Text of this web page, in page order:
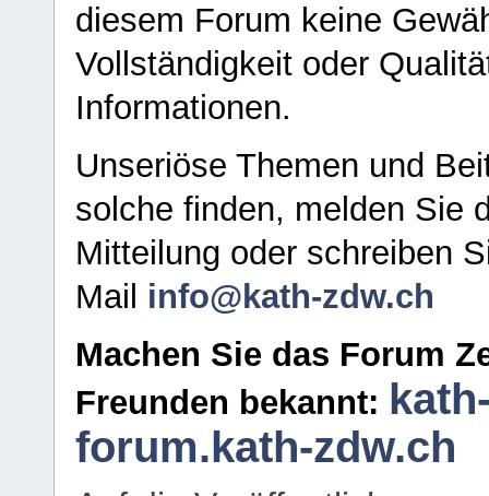
diesem Forum keine
Vollständigkeit oder
Informationen.
Unseriöse Themen und
solche finden, melden Sie
Mitteilung oder schreiben
Mail info@kath-zdw.ch
Machen Sie das Forum
Freunden bekannt:
forum.kath-zdw.ch